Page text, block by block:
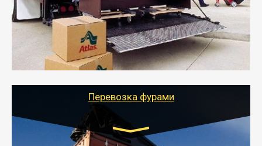
отдельном авто или догрузом (по меньшей
стоимости).
- Тайгер Логистик подберет автотранспорт, быстро и
качественно организует переезд к новому месту
службы или работы с гарантией сохранности груза и
оформлением документов, подтверждающих
Перевозка фурами